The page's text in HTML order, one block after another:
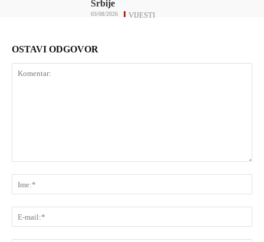
Srbije
VIJESTI
03/08/2026
OSTAVI ODGOVOR